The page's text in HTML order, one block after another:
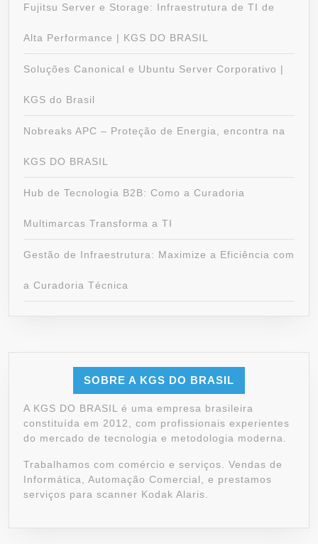
Fujitsu Server e Storage: Infraestrutura de TI de
Alta Performance | KGS DO BRASIL
Soluções Canonical e Ubuntu Server Corporativo |
KGS do Brasil
Nobreaks APC – Proteção de Energia, encontra na
KGS DO BRASIL
Hub de Tecnologia B2B: Como a Curadoria
Multimarcas Transforma a TI
Gestão de Infraestrutura: Maximize a Eficiência com
a Curadoria Técnica
SOBRE A KGS DO BRASIL
A KGS DO BRASIL é uma empresa brasileira
constituída em 2012, com profissionais experientes
do mercado de tecnologia e metodologia moderna.
Trabalhamos com comércio e serviços. Vendas de
Informática, Automação Comercial, e prestamos
serviços para scanner Kodak Alaris.